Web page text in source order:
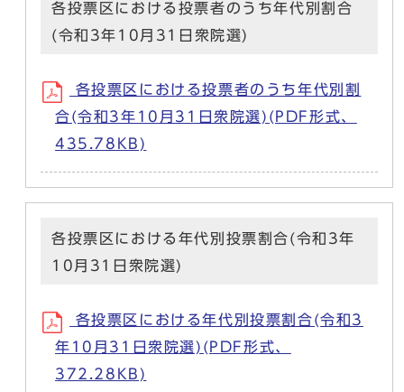
各投票区における投票者のうち年代別割合
(令和3年10月31日衆院選)
各投票区における投票者のうち年代別割
合(令和3年10月31日衆院選)(PDF形式、
435.78KB)
各投票区における年代別投票割合(令和3年
10月31日衆院選)
各投票区における年代別投票割合(令和3
年10月31日衆院選)(PDF形式、
372.28KB)